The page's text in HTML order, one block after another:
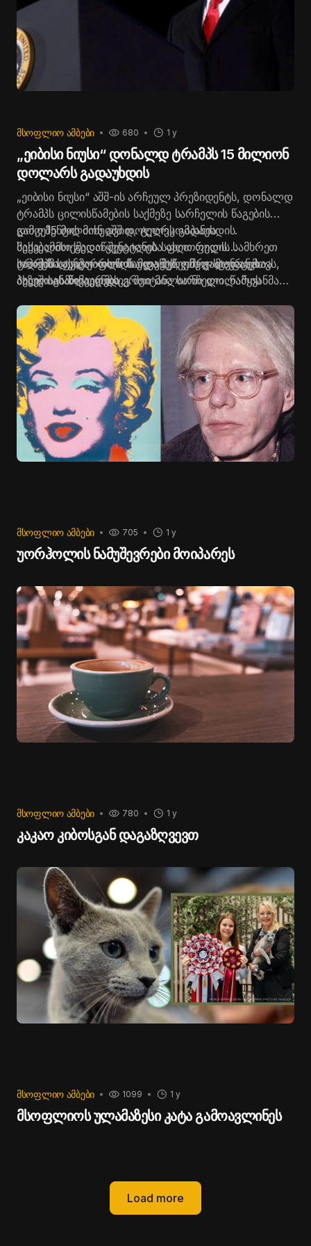
ᲛᲡᲝᲤᲚᲘᲝ ᲐᲛᲑᲔᲑᲘ 1 y
680
„ეიბისი ნიუსი“ დონალდ ტრამპს 15 მილიონ
დოლარს გადაუხდის
„ეიბისი ნიუსი“ აშშ-ის არჩეულ პრეზიდენტს, დონალდ
ტრამპს ცილისწამების საქმეზე სარჩელის წაგების
გამო 15 მილიონ აშშ დოლარს გადაუხდის.
შესაბამისი გადაწყვეტილება ფლორიდის სამხრეთ
ოლქის სასამართლოს ელექტრონულ მონაცემთა
ბაზაში გამოქვეყნდა.
დოკუმენტის მიხედვით, ტელეკომპანია
საქველმოქმედო შენატანის სახით ფულს
საპრეზიდენტო ფონდსა და მუზეუმს გადაურიცხავს,
ასევე აანაზღაურებს ერთი მილიონი დოლარის
ტრამპმა ტელეარხის წამყვანის, ჯორჯ სტეფანო
პულოსის წინააღმდეგ შეიტანა სარჩელი. წამყვანმა
დამნაშვედ იყო ცნობილი მწერალ ელიზაბედ
კეროლის გაუპატიურებაში. 2023 წლის მაისში
მანჰეტენის ფედერალურმა სასამართლომ ტრამპი
მწერლის შევიწროებაში ცნო დამნაშავედ, თუმცა
ქალმა ვერ დაამტკიცა, რომ ტრამპმა ის გააუპატიურა.
ᲛᲡᲝᲤᲚᲘᲝ ᲐᲛᲑᲔᲑᲘ 1 y
705
უორჰოლის ნამუშევრები მოიპარეს
ᲛᲡᲝᲤᲚᲘᲝ ᲐᲛᲑᲔᲑᲘ 1 y
780
კაკაო კიბოსგან დაგაზღვევთ
ᲛᲡᲝᲤᲚᲘᲝ ᲐᲛᲑᲔᲑᲘ 1 y
1099
მსოფლიოს ულამაზესი კატა გამოავლინეს
Load more